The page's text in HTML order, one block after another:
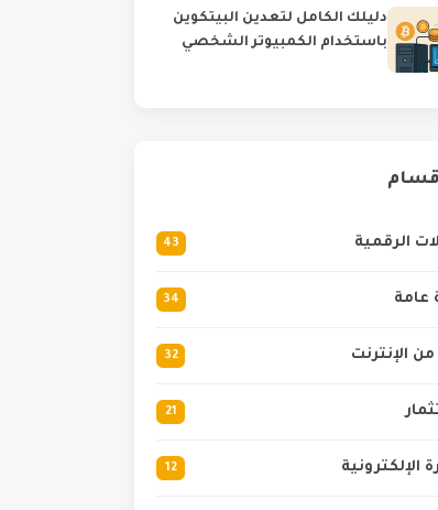
دليلك الكامل لتعدين البيتكوين
باستخدام الكمبيوتر الشخصي
الرقمية 43
عامة 34
من الإنترنت 32
21
الإلكترونية 12